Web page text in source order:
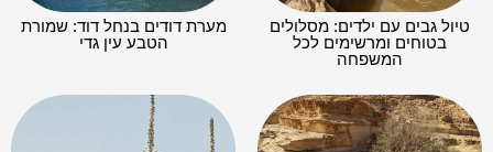
טיול גבים עם ילדים: מסלולים
בטוחים ומרשימים לכל
המשפחה
מערת דודים בנחל דוד: שמורת
הטבע עין גדי